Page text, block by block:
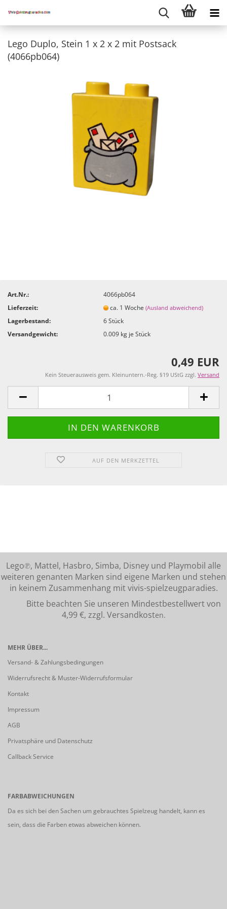
Lego Duplo, Stein 1 x 2 x 2 mit Postsack
(4066pb064)
Art.Nr.:
4066pb064
Lieferzeit:
ca. 1 Woche(Ausland abweichend)
Lagerbestand: 6Stück
Versandgewicht:
0.009 kg je Stück
0,49 EUR
Kein Steuerausweis gem. Kleinuntern.-Reg. §19 UStG zzgl. Versand
AUF DEN MERKZETTEL
Lego℗, Mattel, Hasbro, Simba, Disney und Playmobil alle
weiteren genanten Marken sind eigene Marken und stehen
in keinem Zusammenhang mit vivis-spielzeugparadies.
Bitte beachten Sie unseren Mindestbestellwert von
4,99 €, zzgl. Versandkosten.
MEHR ÜBER...
Versand- & Zahlungsbedingungen
Widerrufsrecht & Muster-Widerrufsformular
Kontakt
Impressum
AGB
Privatsphäre und Datenschutz
Callback Service
FARBABWEICHUNGEN
Da es sich bei den Sachen um gebrauchtes Spielzeug handelt, kann es
sein, dass die Farben etwas abweichen können.